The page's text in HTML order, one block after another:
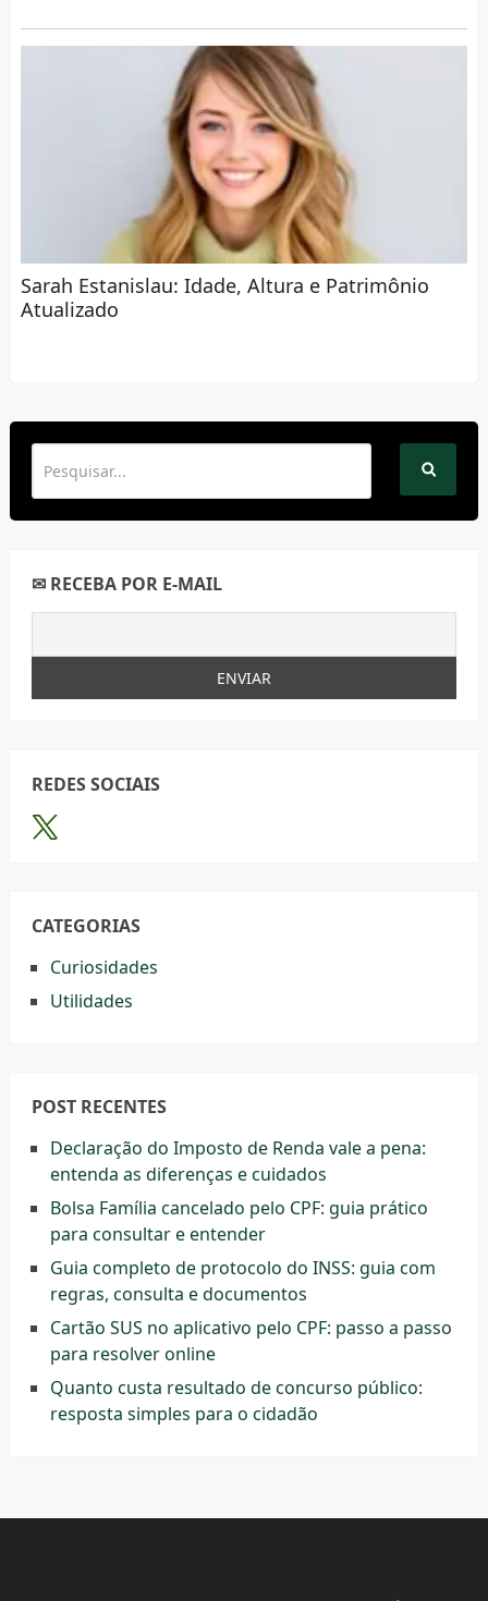
Sarah Estanislau: Idade, Altura e Patrimônio
Atualizado
✉ RECEBA POR E-MAIL
REDES SOCIAIS
CATEGORIAS
Curiosidades
Utilidades
POST RECENTES
Declaração do Imposto de Renda vale a pena:
entenda as diferenças e cuidados
Bolsa Família cancelado pelo CPF: guia prático
para consultar e entender
Guia completo de protocolo do INSS: guia com
regras, consulta e documentos
Cartão SUS no aplicativo pelo CPF: passo a passo
para resolver online
Quanto custa resultado de concurso público:
resposta simples para o cidadão